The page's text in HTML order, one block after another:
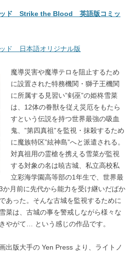
ッド Strike the Blood 英語版コミッ
ド 日本語オリジナル版
魔導災害や魔導テロを阻止するため
に設置された特務機関・獅子王機関
に所属する見習い”剣巫”の姫柊雪菜
は、12体の眷獣を従え災厄をもたら
すという伝説を持つ世界最強の吸血
鬼、”第四真祖”を監視・抹殺するため
に魔族特区”絃神島”へと派遣される。
対真祖用の霊槍を携える雪菜が監視
する対象の名は暁古城、私立高校私
立彩海学園高等部の1年生で、世界最
月前に先代から能力を受け継いだばか
あった。そんな古城を監視するために
菜は、古城の事を警戒しながら様々な
やがて… という感じの作品です。
出版大手の Yen Press より、ライトノ